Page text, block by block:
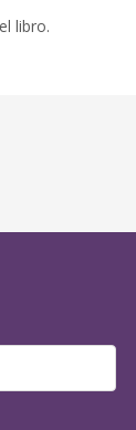
libro.